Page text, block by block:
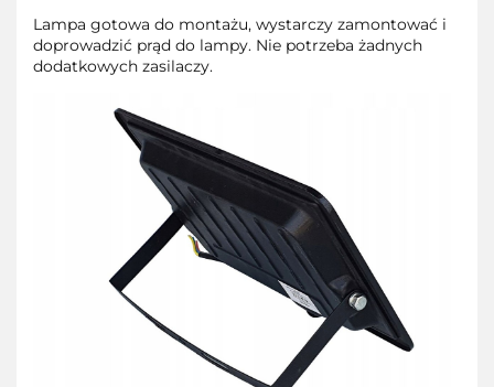
Lampa gotowa do montażu, wystarczy zamontować i
doprowadzić prąd do lampy. Nie potrzeba żadnych
dodatkowych zasilaczy.